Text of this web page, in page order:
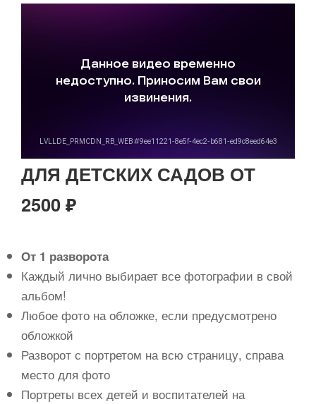
ДЛЯ ДЕТСКИХ САДОВ ОТ
2500 ₽
От 1 разворота
Каждый лично выбирает все фотографии в свой
альбом!
Любое фото на обложке, если предусмотрено
обложкой
Разворот с портретом на всю страницу, справа
место для фото
Портреты всех детей и воспитателей на